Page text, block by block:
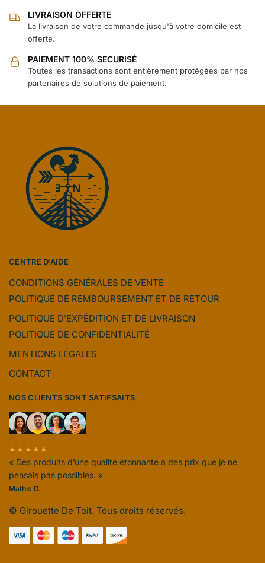
LIVRAISON OFFERTE
La livraison de votre commande jusqu'à votre domicile est
offerte.
PAIEMENT 100% SECURISÉ
Toutes les transactions sont entièrement protégées par nos
partenaires de solutions de paiement.
CENTRE D’AIDE
CONDITIONS GÉNÉRALES DE VENTE
POLITIQUE DE REMBOURSEMENT ET DE RETOUR
POLITIQUE D’EXPÉDITION ET DE LIVRAISON
POLITIQUE DE CONFIDENTIALITÉ
MENTIONS LÉGALES
CONTACT
NOS CLIENTS SONT SATIFSAITS
★★★★★
« Des produits d’une qualité étonnante à des prix que je ne
pensais pas possibles. »
Mathis D.
© Girouette De Toit. Tous droits réservés.